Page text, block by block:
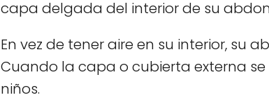
capa delgada del interior de su
En vez de tener aire en su interior, su
Cuando la capa o cubierta externa
niños.